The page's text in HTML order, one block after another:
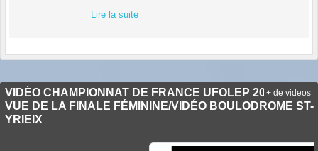
Lire la suite
VIDÉO CHAMPIONNAT DE FRANCE UFOLEP 2022 /UNE
VUE DE LA FINALE FÉMININE/VIDÉO BOULODROME ST-
YRIEIX
+ de videos